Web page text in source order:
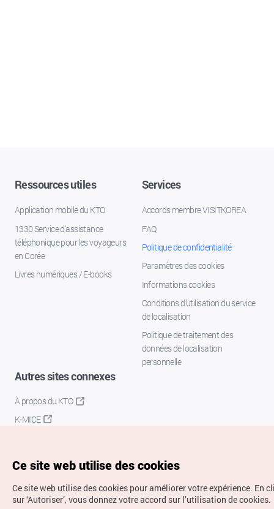
Ressources utiles
Application mobile du KTO
1330 Service d'assistance
téléphonique pour les voyageurs
en Corée
Livres numériques / E-books
Services
Accords membre VISITKOREA
FAQ
Politique de confidentialité
Paramètres des cookies
Informations cookies
Conditions d’utilisation du service
de localisation
Politique de traitement des
données de localisation
personnelle
Autres sites connexes
À propos du KTO
K-MICE
Ce site web utilise des cookies
Ce site web utilise des cookies pour améliorer votre expérience. En
sur ‘Autoriser’, vous donnez votre accord sur l’utilisation de cookies.